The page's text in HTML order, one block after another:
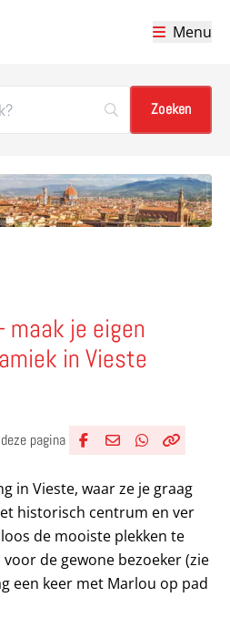
Menu
maak je eigen
in Vieste
pagina
in Vieste, waar ze je graag
historisch centrum en ver
de mooiste plekken te
de gewone bezoeker (zie
een keer met Marlou op pad